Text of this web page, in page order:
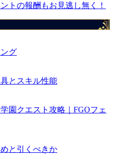
トの報酬もお見逃し無く！
グ
とスキル性能
園クエスト攻略｜FGOフェ
と引くべきか